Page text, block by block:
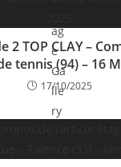
2 TOP CLAY –
tennis (94) – 16
17/10/2025